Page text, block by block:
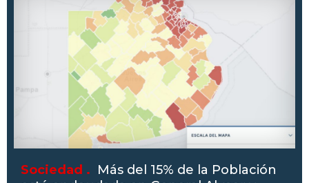
Sociedad . Más del 15% de la Población